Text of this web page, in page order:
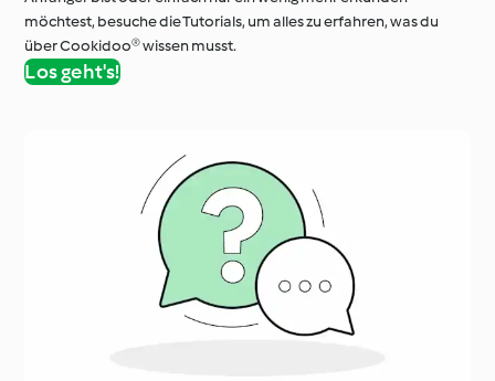
möchtest, besuche die Tutorials, um alles zu erfahren, was du
über Cookidoo® wissen musst.
Los geht's!